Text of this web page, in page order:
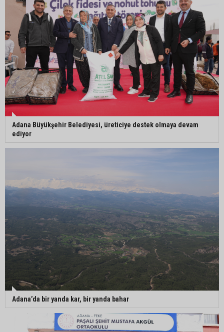
ATÜ’de "Sunar Gastronomi ve Mutfak Sanatları
Akademisi" kuruluyor
Adana Büyükşehir Belediyesi, üreticiye destek olmaya devam
ediyor
Adana’da bir yanda kar, bir yanda bahar